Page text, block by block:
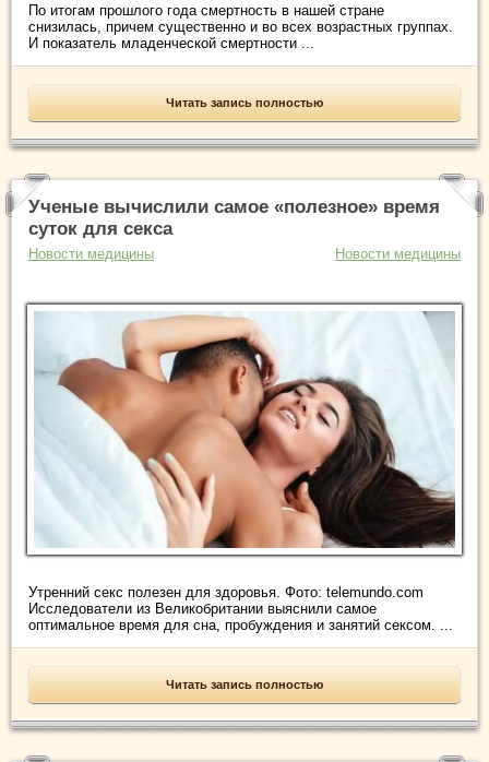
По итогам прошлого года смертность в нашей стране
снизилась, причем существенно и во всех возрастных группах.
И показатель младенческой смертности ...
Читать запись полностью
Ученые вычислили самое «полезное» время
суток для секса
Новости медицины Новости медицины
Утренний секс полезен для здоровья. Фото: telemundo.com
Исследователи из Великобритании выяснили самое
оптимальное время для сна, пробуждения и занятий сексом. ...
Читать запись полностью